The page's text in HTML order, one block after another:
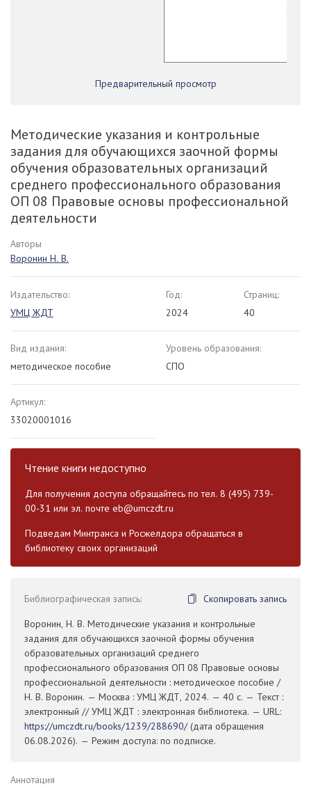
Предварительный просмотр
Методические указания и контрольные
задания для обучающихся заочной формы
обучения образовательных организаций
среднего профессионального образования
ОП 08 Правовые основы профессиональной
деятельности
Авторы
Воронин Н. В.
Издательство:
УМЦ ЖДТ
Год:
2024
Страниц:
40
Вид издания:
методическое пособие
Уровень образования:
СПО
Артикул:
33020001016
Чтение книги недоступно
Для получения доступа обращайтесь по тел. 8 (495) 739-
00-31 или эл. почте eb@umczdt.ru
Подведам Минтранса и Росжелдора обращаться в
библиотеку своих организаций
Библиографическая запись:
Скопировать запись
Воронин, Н. В. Методические указания и контрольные
задания для обучающихся заочной формы обучения
образовательных организаций среднего
профессионального образования ОП 08 Правовые основы
профессиональной деятельности : методическое пособие /
Н. В. Воронин. — Москва : УМЦ ЖДТ, 2024. — 40 с. — Текст :
электронный // УМЦ ЖДТ : электронная библиотека. — URL:
https://umczdt.ru/books/1239/288690/(дата обращения
06.08.2026). — Режим доступа: по подписке.
Аннотация